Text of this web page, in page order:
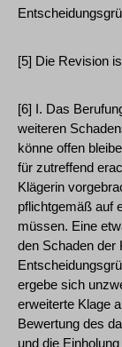
[5] Die Revision
[6] I. Das
weiteren
könne offen
für zutreffend
Klägerin
pflichtgemäß auf
müssen. Eine
den Schaden der
ergebe sich
erweiterte Klage
Bewertung des
und die